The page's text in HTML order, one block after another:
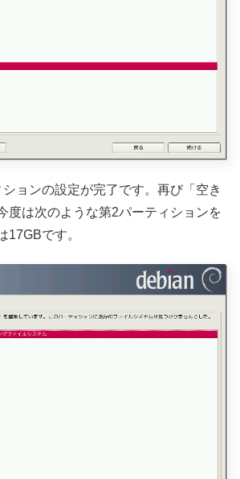
ョンの設定が完了です。再び「空き
度は次のような第2パーティションを
17GBです。